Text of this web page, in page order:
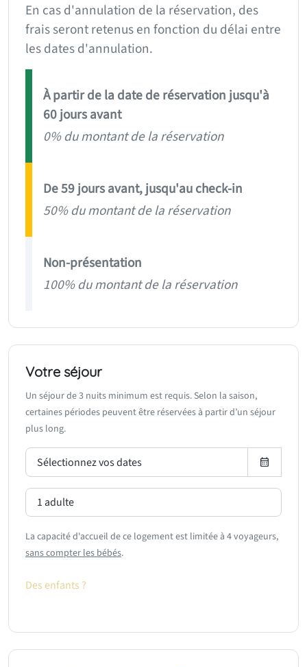
En cas d'annulation de la réservation, des
frais seront retenus en fonction du délai entre
les dates d'annulation.
À partir de la date de réservation jusqu'à
60 jours avant
0% du montant de la réservation
De 59 jours avant, jusqu'au check-in
50% du montant de la réservation
Non-présentation
100% du montant de la réservation
Votre séjour
Un séjour de 3 nuits minimum est requis. Selon la saison,
certaines périodes peuvent être réservées à partir d’un séjour
plus long.
La capacité d'accueil de ce logement est limitée à 4 voyageurs,
sans compter les bébés.
Des enfants ?